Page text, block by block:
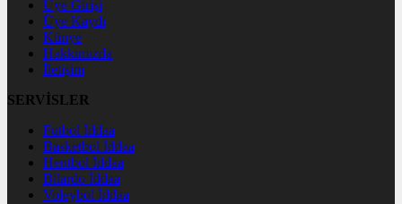
Üye Girişi
Üye Kaydı
Künye
Hakkımızda
İletişim
SERVİSLER
Futbol İddaa
Basketbol İddaa
Hentbol İddaa
Bilardo İddaa
Voleybol İddaa